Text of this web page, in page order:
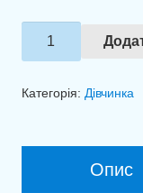
Набір
куль
Категорія: Дівчинка
Опис